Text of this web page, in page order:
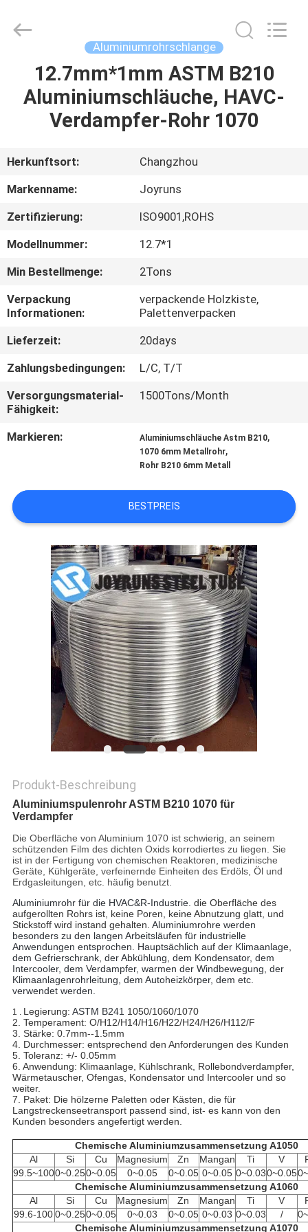
HAUS
PRODUKTE
ÜBER
US
FABRIK-
AUSFLUG
QUALITÄTSKONTROLLE
TRETEN
SIE
MIT
UNS
IN
FORDERN
SIE
ZITAT
SEITENVERZEICHNIS
DATENSCHUTZ-
BESTIMMUNGEN
Tube
Aluminiumrohrschlange
12.7mm*1mm ASTM B210
Aluminiumschläuche, HAVC-
Verdampfer-Rohr 1070
Herkunftsort:
Changzhou
Markenname:
Joyruns
Zertifizierung:
ISO9001,ROHS
Modellnummer:
12.7*1
Min Bestellmenge:
2Tons
Verpackung
Informationen:
verpackende Holzkiste,
Palettenverpacken
Lieferzeit:
20days
Zahlungsbedingungen:
L/C, T/T
Versorgungsmaterial-
Fähigkeit:
1500Tons/Month
Markieren: Aluminiumschläuche Astm B210,
1070 6mm Metallrohr,
Rohr B210 6mm Metall
BESTPREIS
Produkt-Beschreibung
Aluminiumspulenrohr ASTM B210 1070 für
Verdampfer
Die Oberfläche von Aluminium 1070 ist schwierig, an seinem
schützenden Film des dichten Oxids korrodiertes zu liegen. Sie
ist in der Fertigung von chemischen Reaktoren, medizinische
Geräte, Kühlgeräte, verfeinernde Einheiten des Erdöls, Öl und
Erdgasleitungen, etc. häufig benutzt.
Aluminiumrohr für die HVAC&R-Industrie. die Oberfläche des
aufgerollten Rohrs ist, keine Poren, keine Abnutzung glatt, und
Stickstoff wird instand gehalten. Aluminiumrohre werden
besonders zu den langen Arbeitsläufen für industrielle
Anwendungen entsprochen. Hauptsächlich auf der Klimaanlage,
dem Gefrierschrank, der Abkühlung, dem Kondensator, dem
Intercooler, dem Verdampfer, warmen der Windbewegung, der
Klimaanlagenrohrleitung, dem Autoheizkörper, dem etc.
verwendet werden.
1 . Legierung: ASTM B241 1050/1060/1070
2. Temperament: O/H12/H14/H16/H22/H24/H26/H112/F
3. Stärke: 0.7mm--1.5mm
4. Durchmesser: entsprechend den Anforderungen des Kunden
5. Toleranz: +/- 0.05mm
6. Anwendung: Klimaanlage, Kühlschrank, Rollebondverdampfer,
Wärmetauscher, Ofengas, Kondensator und Intercooler und so
weiter.
7. Paket: Die hölzerne Paletten oder Kästen, die für
Langstreckenseetransport passend sind, ist- es kann von den
Kunden besonders angefertigt werden.
Chemische Aluminiumzusammensetzung A1050
Al
Si Cu Magnesium Zn Mangan Ti V
99.5~1000~0.250~0.05 0~0.05 0~0.05 0~0.05 0~0.030~0.05
Chemische Aluminiumzusammensetzung A1060
Al
Si Cu Magnesium Zn Mangan Ti V
99.6-1000~0.250~0.05 0~0.03 0~0.05 0~0.03 0~0.03 /
Chemische Aluminiumzusammensetzung A1070